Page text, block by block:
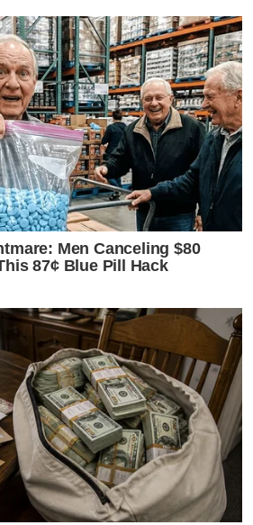
Men Canceling $80
87¢ Blue Pill Hack